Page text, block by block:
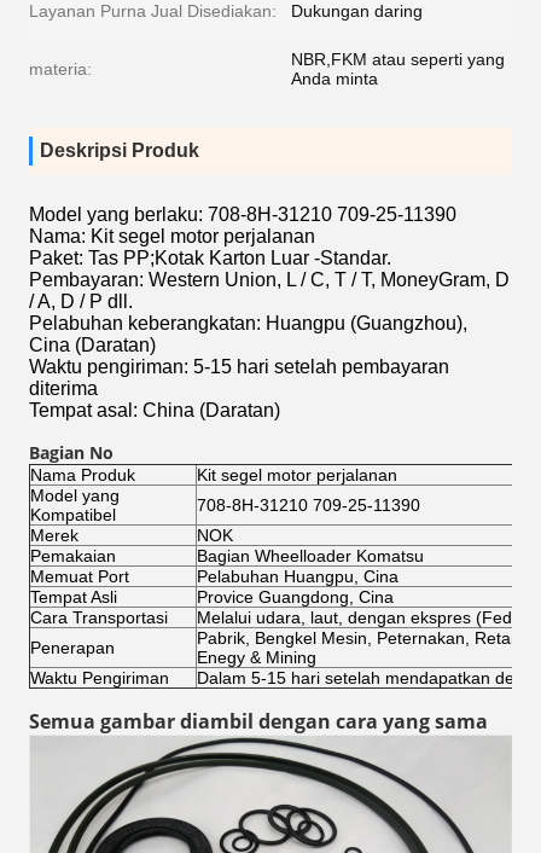
Layanan Purna Jual Disediakan: Dukungan daring
materia:
NBR,FKM atau seperti yang
Anda minta
Deskripsi Produk
Model yang berlaku: 708-8H-31210 709-25-11390
Nama: Kit segel motor perjalanan
Paket: Tas PP;Kotak Karton Luar -Standar.
Pembayaran: Western Union, L / C, T / T, MoneyGram, D
/ A, D / P dll.
Pelabuhan keberangkatan: Huangpu (Guangzhou),
Cina (Daratan)
Waktu pengiriman: 5-15 hari setelah pembayaran
diterima
Tempat asal: China (Daratan)
Bagian No
Nama Produk
Kit segel motor perjalanan
Model yang
Kompatibel
708-8H-31210 709-25-11390
Merek
NOK
Pemakaian
Bagian Wheelloader Komatsu
Memuat Port
Pelabuhan Huangpu, Cina
Tempat Asli
Provice Guangdong, Cina
Cara Transportasi
Melalui udara, laut, dengan ekspres
Penerapan
Pabrik, Bengkel Mesin, Peternakan, Retail,
Enegy & Mining
Waktu Pengiriman
Dalam 5-15 hari setelah mendapatkan
Semua gambar diambil dengan cara yang sama